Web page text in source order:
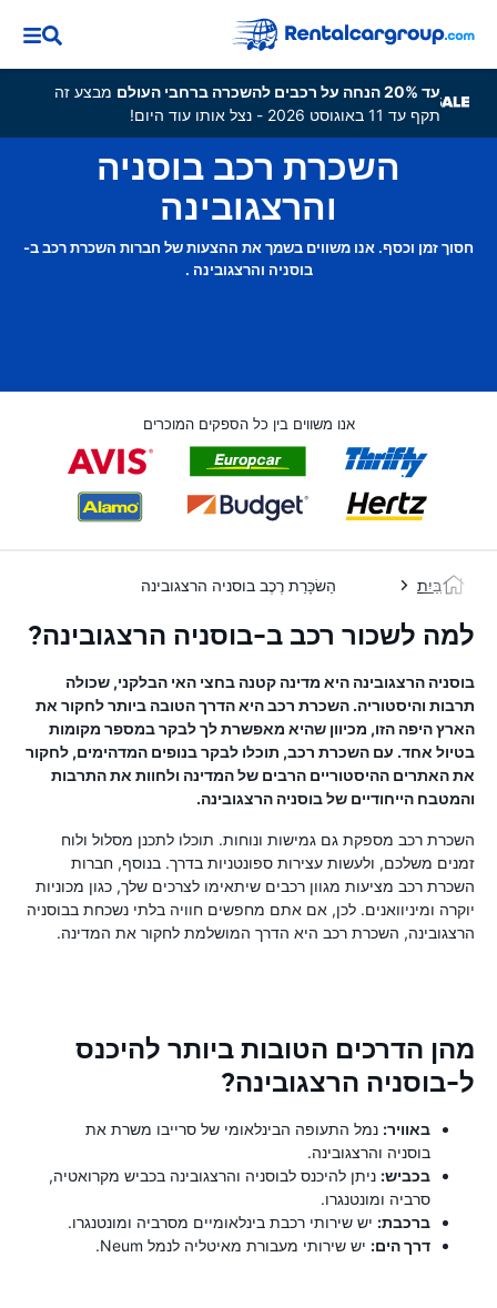
עד 20% הנחה על רכבים להשכרה ברחבי העולם
מבצע זה
תקף עד 11 באוגוסט 2026 - נצל אותו עוד היום!
השכרת רכב בוסניה
והרצגובינה
חסוך זמן וכסף. אנו משווים בשמך את ההצעות של חברות השכרת רכב ב-
בוסניה והרצגובינה .
אנו משווים בין כל הספקים המוכרים
בַּיִת הַשׂכָּרַת רֶכֶב בוסניה הרצגובינה
למה לשכור רכב ב-בוסניה הרצגובינה?
בוסניה הרצגובינה היא מדינה קטנה בחצי האי הבלקני, שכולה
תרבות והיסטוריה. השכרת רכב היא הדרך הטובה ביותר לחקור את
הארץ היפה הזו, מכיוון שהיא מאפשרת לך לבקר במספר מקומות
בטיול אחד. עם השכרת רכב, תוכלו לבקר בנופים המדהימים, לחקור
את האתרים ההיסטוריים הרבים של המדינה ולחוות את התרבות
והמטבח הייחודיים של בוסניה הרצגובינה.
השכרת רכב מספקת גם גמישות ונוחות. תוכלו לתכנן מסלול ולוח
זמנים משלכם, ולעשות עצירות ספונטניות בדרך. בנוסף, חברות
השכרת רכב מציעות מגוון רכבים שיתאימו לצרכים שלך, כגון מכוניות
יוקרה ומיניוואנים. לכן, אם אתם מחפשים חוויה בלתי נשכחת בבוסניה
הרצגובינה, השכרת רכב היא הדרך המושלמת לחקור את המדינה.
מהן הדרכים הטובות ביותר להיכנס
ל-בוסניה הרצגובינה?
באוויר: נמל התעופה הבינלאומי של סרייבו משרת את
בוסניה והרצגובינה.
בכביש: ניתן להיכנס לבוסניה והרצגובינה בכביש מקרואטיה,
סרביה ומונטנגרו.
ברכבת: יש שירותי רכבת בינלאומיים מסרביה ומונטנגרו.
דרך הים: יש שירותי מעבורת מאיטליה לנמל Neum.